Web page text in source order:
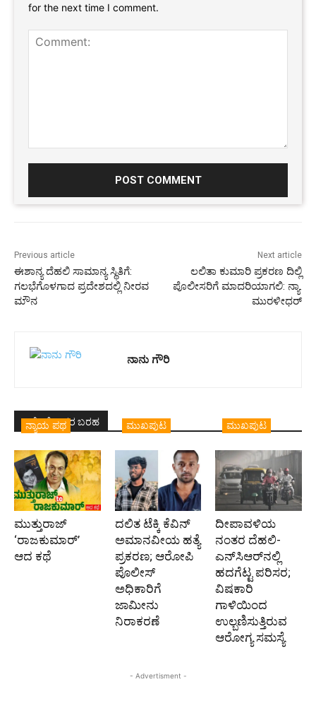
for the next time I comment.
Previous article
ಈಶಾನ್ಯ ದೆಹಲಿ ಸಾಮಾನ್ಯ ಸ್ಥಿತಿಗೆ:
ಗಲಭೆಗೊಳಗಾದ ಪ್ರದೇಶದಲ್ಲಿ ನೀರವ
ಮೌನ
Next article
ಲಲಿತಾ ಕುಮಾರಿ ಪ್ರಕರಣ ದಿಲ್ಲಿ
ಪೊಲೀಸರಿಗೆ ಮಾದರಿಯಾಗಲಿ: ನ್ಯಾ.
ಮುರಳೀಧರ್
ನಾನು ಗೌರಿ
ಇದೇ ಲೇಖಕರ ಬರಹ
ನ್ಯಾಯ ಪಥ
ಮುತ್ತುರಾಜ್
‘ರಾಜಕುಮಾರ್‍’
ಆದ ಕಥೆ
ಮುಖಪುಟ
ದಲಿತ ಟೆಕ್ಕಿ ಕೆವಿನ್
ಅಮಾನವೀಯ ಹತ್ಯೆ
ಪ್ರಕರಣ; ಆರೋಪಿ
ಪೊಲೀಸ್‌
ಅಧಿಕಾರಿಗೆ
ಜಾಮೀನು
ನಿರಾಕರಣೆ
ಮುಖಪುಟ
ದೀಪಾವಳಿಯ
ನಂತರ ದೆಹಲಿ-
ಎನ್‌ಸಿಆರ್‌ನಲ್ಲಿ
ಹದಗೆಟ್ಟ ಪರಿಸರ;
ವಿಷಕಾರಿ
ಗಾಳಿಯಿಂದ
ಉಲ್ಬಣಿಸುತ್ತಿರುವ
ಆರೋಗ್ಯ ಸಮಸ್ಯೆ
- Advertisment -